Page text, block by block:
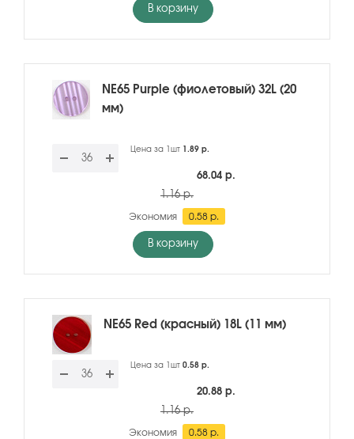
В корзину
NE65 Purple (фиолетовый) 32L (20
мм)
Цена за 1шт 1.89 р.
68.04 р.
1.16 р.
Экономия 0.58 р.
В корзину
NE65 Red (красный) 18L (11 мм)
Цена за 1шт 0.58 р.
20.88 р.
1.16 р.
Экономия 0.58 р.